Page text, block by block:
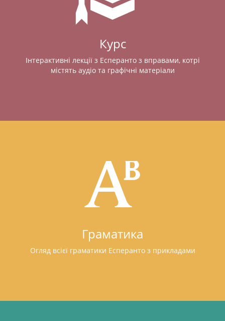
Курс
Інтерактивні лекції з Есперанто з вправами, котрі
містять аудіо та графічні матеріали
Граматика
Огляд всієї граматики Есперанто з прикладами